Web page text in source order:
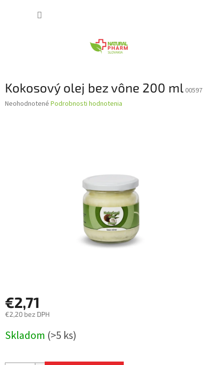
Kokosový olej bez vône 200 ml 00597
Priemerné
Neohodnotené Podrobnosti hodnotenia
€2,71
€2,20 bez DPH
cena:
Skladom (>5 ks)